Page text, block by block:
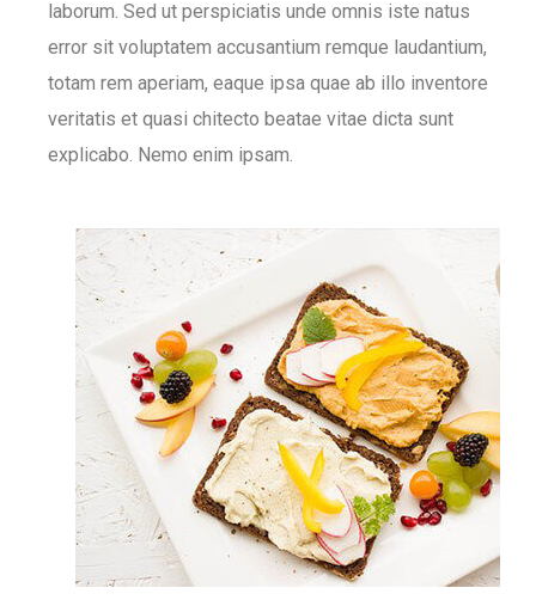
laborum. Sed ut perspiciatis unde omnis iste natus
error sit voluptatem accusantium remque laudantium,
totam rem aperiam, eaque ipsa quae ab illo inventore
veritatis et quasi chitecto beatae vitae dicta sunt
explicabo. Nemo enim ipsam.